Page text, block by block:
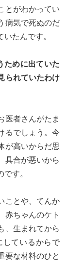
とがわかってい
病気で死ぬのだ
たんです。
ために出ていた
られていたわけ
医者さんがたま
るでしょう。今
が高いからだ思
具合が悪いから
す。
ことや、てんか
赤ちゃんのケト
、生まれてから
しているからで
要な材料のひと